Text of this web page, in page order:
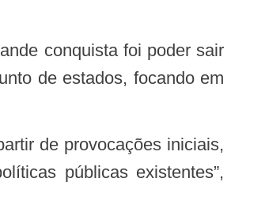
de estados, focando em
públicas existentes”,